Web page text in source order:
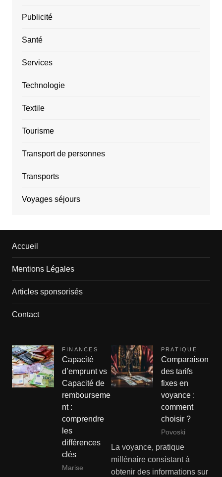
Publicité
Santé
Services
Technologie
Textile
Tourisme
Transport de personnes
Transports
Voyages séjours
Accueil
Mentions Légales
Articles sponsorisés
Contact
FINANCES
Capacité
d’emprunt vs
Capacité de
rembourseme
nt :
comprendre
les
différences
clés
Marise
PRATIQUE
Comparaison
des tarifs
fixes en
voyance :
comment
choisir ?
Povoski
La voyance, pratique
millénaire consistant à
obtenir des informations sur